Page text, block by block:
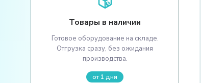
Товары в наличии
Готовое оборудование на складе.
Отгрузка сразу, без ожидания
производства.
от 1 дня